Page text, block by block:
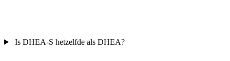
Is DHEA-S hetzelfde als DHEA?